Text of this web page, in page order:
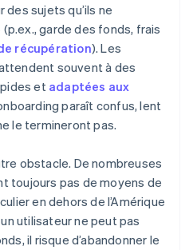
sujets qu’ils ne
garde des fonds, frais
récupération). Les
souvent à des
et adaptées aux
paraît confus, lent
le termineront pas.
obstacle. De nombreuses
toujours pas de moyens de
en dehors de l’Amérique
utilisateur ne peut pas
il risque d’abandonner le